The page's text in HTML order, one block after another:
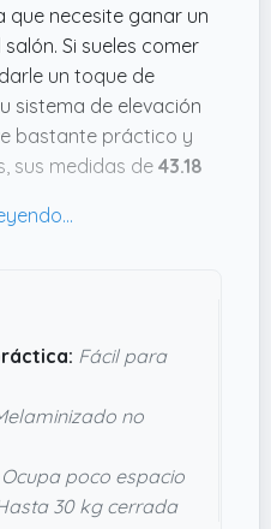
necesite ganar un
Si sueles comer
un toque de
sistema de elevación
bastante práctico y
sus medidas de43.18
grande sin
útil es que está
que facilita un
siempre viene bien
Además, soporta hasta
bien sin
algo moderno
esta mesa
Fácil para
no
Ocupa poco espacio
30 kg cerrada